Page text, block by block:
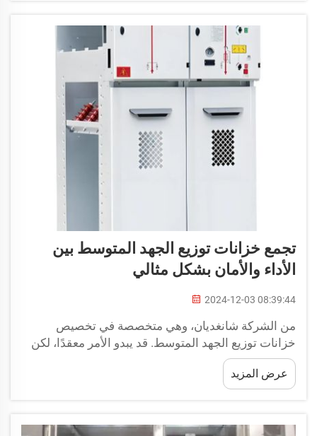
تجمع خزانات توزيع الجهد المتوسط بين
الأداء والأمان بشكل مثالي
2024-12-03 08:39:44
من الشركة شانغديان، وهي متخصصة في تخصيص
خزانات توزيع الجهد المتوسط. قد يبدو الأمر معقدًا، لكن
كل ما يعنيه هو أن هذه الخزانات تحمي الكهرباء أولاً
وتكفل تشغيل الكهرباء بشكل صحيح...
عرض المزيد